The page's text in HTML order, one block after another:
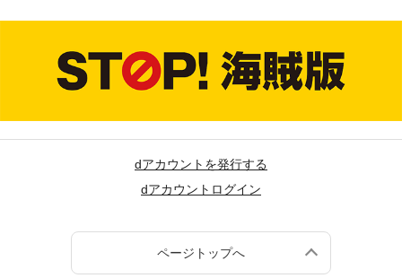
dアカウントを発行する
dアカウントログイン
ページトップへ